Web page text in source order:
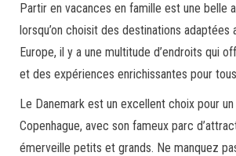
Partir en vacances en famille est une belle
lorsqu’on choisit des destinations adaptées
Europe, il y a une multitude d’endroits qui
et des expériences enrichissantes pour
Le Danemark est un excellent choix pour
Copenhague, avec son fameux parc
émerveille petits et grands. Ne manquez